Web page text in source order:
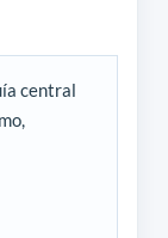
central